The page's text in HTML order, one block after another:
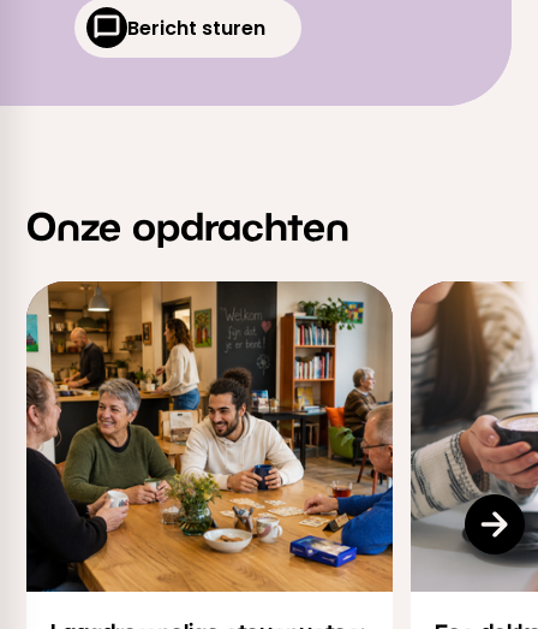
Bericht sturen
Onze opdrachten